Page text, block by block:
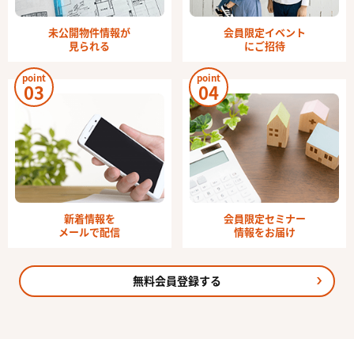
未公開物件情報が
見られる
会員限定イベント
にご招待
point
03
新着情報を
メールで配信
point
04
会員限定セミナー
情報をお届け
無料会員登録する